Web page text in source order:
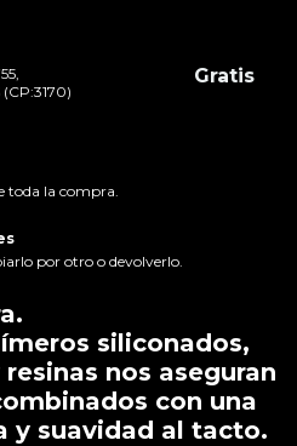
Gratis
toda la compra.
por otro o devolverlo.
siliconados,
nos aseguran
con una
y suavidad al tacto.